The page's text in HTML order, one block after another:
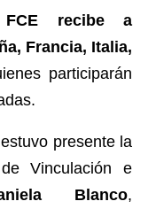
recibe a
Francia, Italia,
participarán
presente la
Vinculación e
Blanco,